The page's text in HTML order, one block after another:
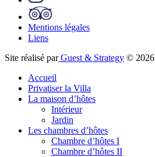
Mentions légales
Liens
Site réalisé parGuest & Strategy © 2026
Accueil
Privatiser la Villa
La maison d’hôtes
Intérieur
Jardin
Les chambres d’hôtes
Chambre d’hôtes I
Chambre d’hôtes II